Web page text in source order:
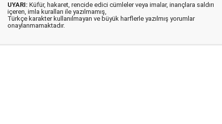
UYARI: Küfür, hakaret, rencide edici cümleler veya imalar, inançlara saldırı
içeren, imla kuralları ile yazılmamış,
Türkçe karakter kullanılmayan ve büyük harflerle yazılmış yorumlar
onaylanmamaktadır.